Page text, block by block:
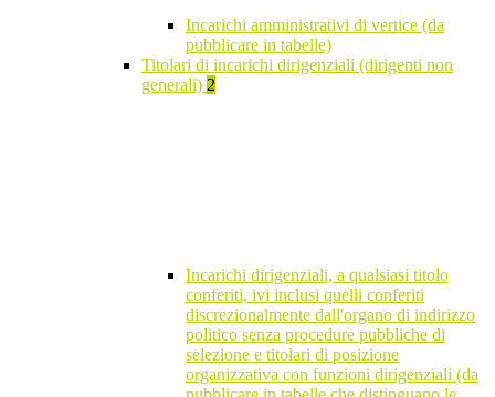
Incarichi amministrativi di vertice (da
pubblicare in tabelle)
Titolari di incarichi dirigenziali (dirigenti non
generali) 2
Incarichi dirigenziali, a qualsiasi titolo
conferiti, ivi inclusi quelli conferiti
discrezionalmente dall'organo di indirizzo
politico senza procedure pubbliche di
selezione e titolari di posizione
organizzativa con funzioni dirigenziali (da